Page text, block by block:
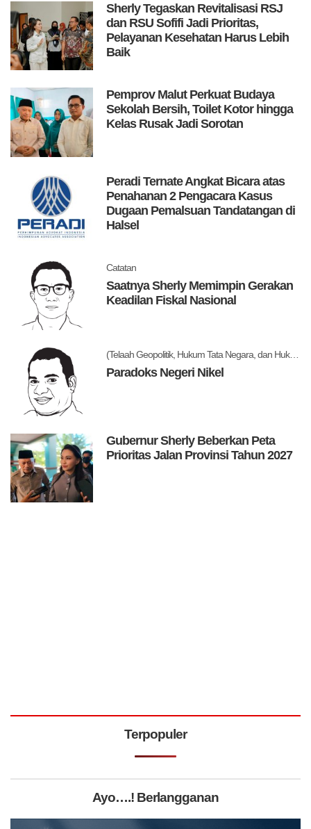
Sherly Tegaskan Revitalisasi RSJ
dan RSU Sofifi Jadi Prioritas,
Pelayanan Kesehatan Harus Lebih
Baik
Pemprov Malut Perkuat Budaya
Sekolah Bersih, Toilet Kotor hingga
Kelas Rusak Jadi Sorotan
Peradi Ternate Angkat Bicara atas
Penahanan 2 Pengacara Kasus
Dugaan Pemalsuan Tandatangan di
Halsel
Catatan
Saatnya Sherly Memimpin Gerakan
Keadilan Fiskal Nasional
(Telaah Geopolitik, Hukum Tata Negara, dan Hukum Administrasi Negara)
Paradoks Negeri Nikel
Gubernur Sherly Beberkan Peta
Prioritas Jalan Provinsi Tahun 2027
Terpopuler
Ayo….! Berlangganan